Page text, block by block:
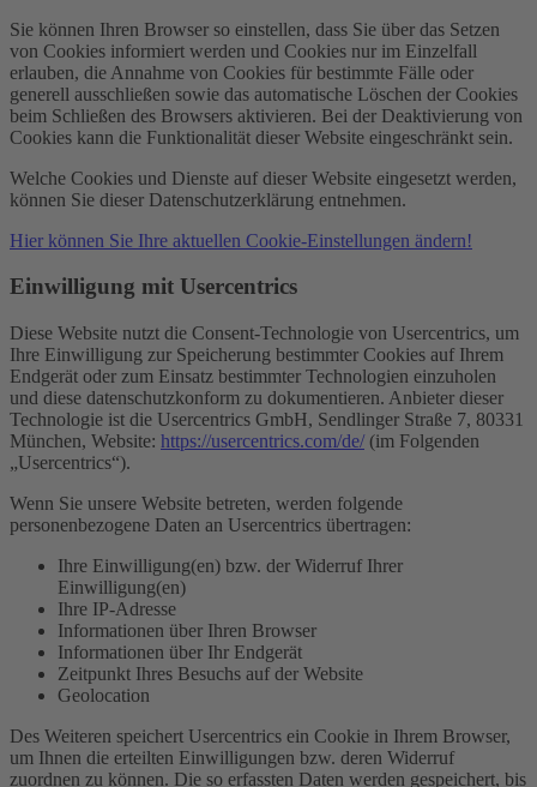
Sie können Ihren Browser so einstellen, dass Sie über das Setzen
von Cookies informiert werden und Cookies nur im Einzelfall
erlauben, die Annahme von Cookies für bestimmte Fälle oder
generell ausschließen sowie das automatische Löschen der Cookies
beim Schließen des Browsers aktivieren. Bei der Deaktivierung von
Cookies kann die Funktionalität dieser Website eingeschränkt sein.
Welche Cookies und Dienste auf dieser Website eingesetzt werden,
können Sie dieser Datenschutzerklärung entnehmen.
Hier können Sie Ihre aktuellen Cookie-Einstellungen ändern!
Einwilligung mit Usercentrics
Diese Website nutzt die Consent-Technologie von Usercentrics, um
Ihre Einwilligung zur Speicherung bestimmter Cookies auf Ihrem
Endgerät oder zum Einsatz bestimmter Technologien einzuholen
und diese datenschutzkonform zu dokumentieren. Anbieter dieser
Technologie ist die Usercentrics GmbH, Sendlinger Straße 7, 80331
München, Website: https://usercentrics.com/de/ (im Folgenden
„Usercentrics“).
Wenn Sie unsere Website betreten, werden folgende
personenbezogene Daten an Usercentrics übertragen:
Ihre Einwilligung(en) bzw. der Widerruf Ihrer
Einwilligung(en)
Ihre IP-Adresse
Informationen über Ihren Browser
Informationen über Ihr Endgerät
Zeitpunkt Ihres Besuchs auf der Website
Geolocation
Des Weiteren speichert Usercentrics ein Cookie in Ihrem Browser,
um Ihnen die erteilten Einwilligungen bzw. deren Widerruf
zuordnen zu können. Die so erfassten Daten werden gespeichert, bis